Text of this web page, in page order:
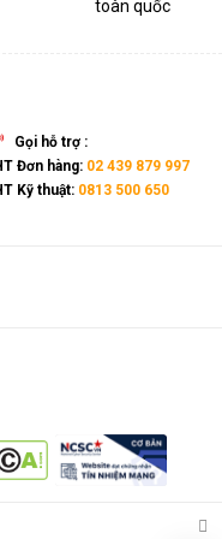
kết hợp cùng bánh
tới mọi vị trí trong
gì?
Làm lạnh, quạt gió,
toàn quốc
Gọi hỗ trợ :
Đơn hàng: 02 439 879 997
Kỹ thuật: 0813 500 650